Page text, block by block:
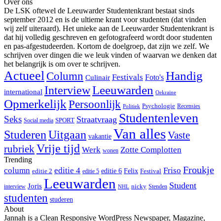
een festivalboekje bij in. Mocht er slecht weer
voorspeld worden, dan verplaatst het festival zich naar de
Neushoorn.
European Stand Up Comedy festival
lachspieren gebruik wilt maken, dan kan dat op het
European Stand Up Comedy Festival in Leeuwarden. Dit
Over ons
De LSK oftewel de Leeuwarder Studentenkrant bestaat sinds
september 2012 en is de ultieme krant voor studenten (dat vinden
wij zelf uiteraard). Het unieke aan de Leeuwarder Studentenkrant is
dat hij volledig geschreven en gefotografeerd wordt door studenten
en pas-afgestudeerden. Kortom de doelgroep, dat zijn we zelf. We
schrijven over dingen die we leuk vinden of waarvan we denken dat
het belangrijk is om over te schrijven.
Actueel Column Culinair Festivals Foto's Handig
international InterviewLeeuwarden Oekraïne
OpmerkelijkPersoonlijk Politiek Psychologie Recensies
Seks Social media SPORT Straatvraag Studentenleven
StuderenUitgaan vakantie Van allesVaste
rubriekVrije tijd Werk wonen Zotte Complotten
Trending
column editie 2 editie 4 editie 5 editie 6 Felix Festival Friso Froukje
interview Joris Leeuwarden NHL nicky Stenden Student
studenten studeren
About
Jannah is a Clean Responsive WordPress Newspaper, Magazine,